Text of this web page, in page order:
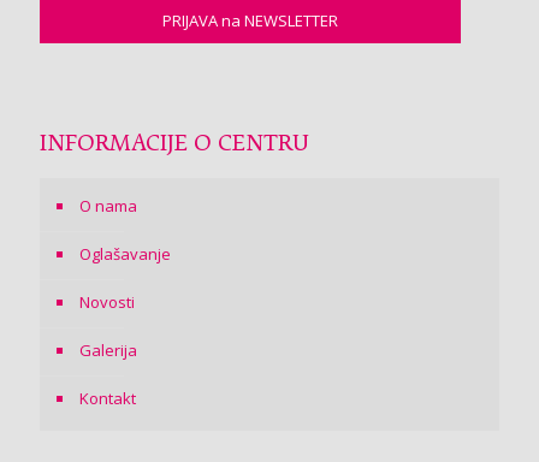
INFORMACIJE O CENTRU
O nama
Oglašavanje
Novosti
Galerija
Kontakt